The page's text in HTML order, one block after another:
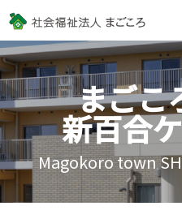
まごこ
新百合
Magokoro town